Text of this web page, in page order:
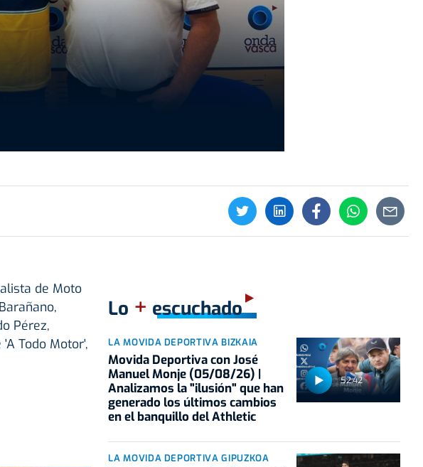
de Moto
Pérez,
Todo Motor',
Lo + escuchado
52:42
LA MOVIDA DEPORTIVA BIZKAIA
Movida Deportiva con José
Manuel Monje (05/08/26) |
Analizamos la "ilusión" que han
generado los últimos cambios
en el banquillo del Athletic
LA MOVIDA DEPORTIVA GIPUZKOA